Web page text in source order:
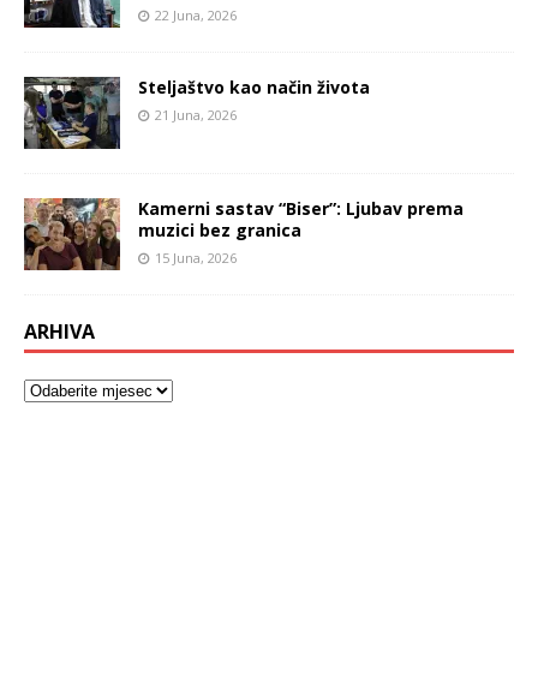
22 Juna, 2026
Steljaštvo kao način života
21 Juna, 2026
Kamerni sastav “Biser”: Ljubav prema
muzici bez granica
15 Juna, 2026
ARHIVA